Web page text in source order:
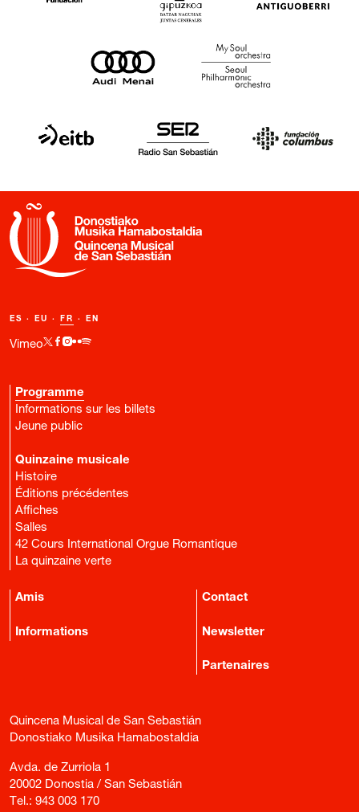
Vimeo
ES · EU · FR · EN
Programme
Informations sur les billets
Jeune public
Quinzaine musicale
Histoire
Éditions précédentes
Affiches
Salles
42 Cours International Orgue Romantique
La quinzaine verte
Amis
Informations
Contact
Newsletter
Partenaires
Quincena Musical de San Sebastián
Donostiako Musika Hamabostaldia
Avda. de Zurriola 1
20002 Donostia / San Sebastián
Tel.: 943 003 170